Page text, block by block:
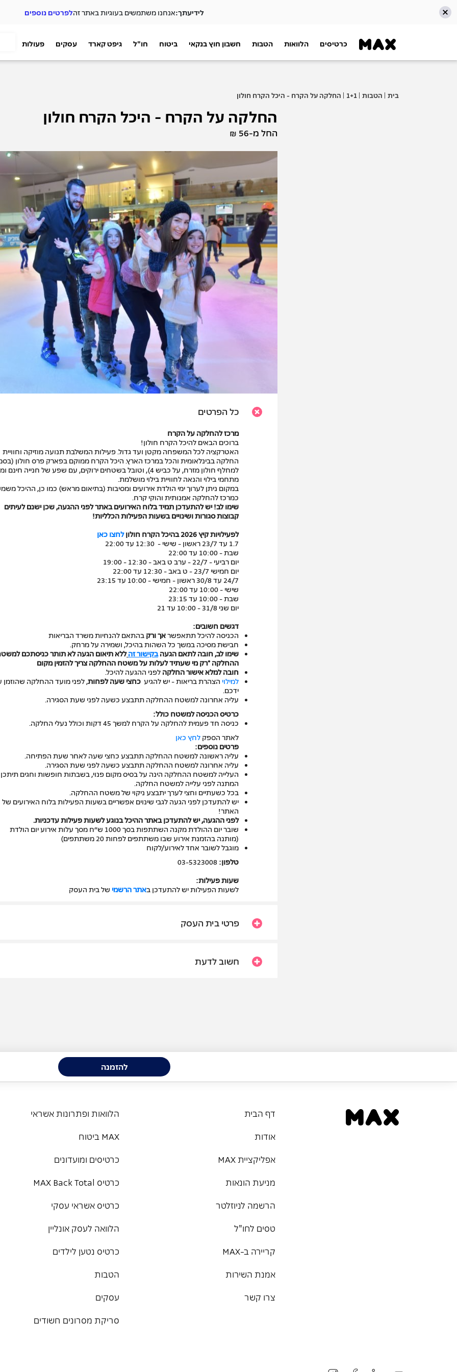
לידיעתך:אנחנו משתמשים בעוגיות באתר זהלפרטים נוספים
כרטיסים הלוואות הטבות חשבון חוץ בנקאי ביטוח חו"ל גיפט קארד עסקים פעולות
בית הטבות 1+1 החלקה על הקרח - היכל הקרח חולון
החלקה על הקרח - היכל הקרח חולון
החל מ-56 ₪
כל הפרטים
מרכז להחלקה על הקרח
ברוכים הבאים להיכל הקרח חולון!
האטרקציה לכל המשפחה מקטן ועד גדול. פעילות המשלבת תנועה מוזיקה וחוויית
החלקה בבינלאומית והכל במרכז הארץ. היכל הקרח ממוקם בפארק פרס חולון
למחלף חולון מזרח, על כביש 4), וטובל בשטחים ירוקים, עם שפע של חנייה חינם
מתחמי בילוי והנאה לחוויית בילוי מושלמת.
במקום ניתן לערוך ימי הולדת אירועים ומסיבות (בתיאום מראש) כמו כן, ההיכל
כמרכז להחלקה אמנותית והוקי קרח.
שימו לב! יש להתעדכן תמיד בלוח האירועים באתר לפני ההגעה, שכן ישנם לעיתים
קבוצות סגורות ושינויים בשעות הפעילות הכלליות!
לפעילויות קיץ 2026 בהיכל הקרח חולון
לחצו כאן
1.7 עד 23/7
ראשון - שישי - 12:30 עד 22:00
שבת - 10:00 עד 22:00
יום רביעי - 22/7 - ערב ט באב - 12:30 - 19:00
יום חמישי 23/7 - ט באב - 12:30 עד 22:00
24/7 עד 30/8
ראשון - חמישי - 10:00 עד 23:15
שישי - 10:00 עד 22:00
שבת - 10:00 עד 23:15
יום שני 31/8 - 10:00 עד 21
דגשים חשובים:
הכניסה להיכל תתאפשראך ורק בהתאם להנחיות משרד הבריאות
חבישת מסיכה במשך כל השהות בהיכל, ושמירה על מרחק.
שימו לב, חובה לתאם הגעה בקישור זה ללא תיאום הגעה לא תותר כניסתכם
ההחלקה *רק מי שעתיד לעלות על משטח ההחלקה צריך להזמין מקום
חובה למלא אישור החלקה לפני ההגעה להיכל.
למילוי הצהרת בריאות - יש להגיע כחצי שעה לפחות, לפני מועד ההחלקה שהוזמן
ידכם.
עליה אחרונה למשטח ההחלקה תתבצע כשעה לפני שעת הסגירה.
כרטיס הכניסה למשטח כולל:
כניסה חד פעמית להחלקה על הקרח למשך 45 דקות וכולל נעלי החלקה.
לאתר הספק לחץ כאן
פרטים נוספים:
עליה ראשונה למשטח ההחלקה תתבצע כחצי שעה לאחר שעת הפתיחה.
עליה אחרונה למשטח ההחלקה תתבצע כשעה לפני שעת הסגירה.
העלייה למשטח ההחלקה הינה על בסיס מקום פנוי, בשבתות חופשות וחגים תיתכן
המתנה לפני עלייה למשטח החלקה.
בכל כשעתיים וחצי לערך יתבצע ניקוי של משטח ההחלקה.
יש להתעדכן לפני הגעה לגבי שינוים אפשריים בשעות הפעילות בלוח האירועים של
האתר!
לפני ההגעה, יש להתעדכן באתר ההיכל בנוגע לשעות פעילות עדכניות.
שובר יום ההולדת מקנה השתתפות בסך 1000 ש״ח מסך עלות אירוע יום הולדת
(מותנה בהזמנת אירוע שבו משתתפים לפחות 20 משתתפים)
מוגבל לשובר אחד לאירוע/לקוח
טלפון:
שעות פעילות:
לשעות הפעילות יש להתעדכן באתר הרשמי של בית העסק
פרטי בית העסק
חשוב לדעת
להזמנה
דף הבית
אודות
אפליקציית MAX
מניעת הונאות
הרשמה לניוזלטר
טסים לחו"ל
קריירה ב-MAX
אמנת השירות
צרו קשר
הלוואות ופתרונות אשראי
MAX ביטוח
כרטיסים ומועדונים
כרטיס MAX Back Total
כרטיס אשראי עסקי
הלוואה לעסק אונליין
כרטיס נטען לילדים
הטבות
עסקים
סריקת מסרונים חשודים